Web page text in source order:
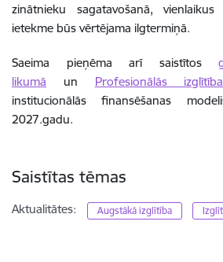
zinātnieku sagatavošanā,
ietekme būs vērtējama ilgtermiņā.
Saeima pieņēma arī saistītos
likumā un Profesionālās
institucionālās finansēšanas
2027.gadu.
Saistītas tēmas
Aktualitātes: Augstākā izglītība